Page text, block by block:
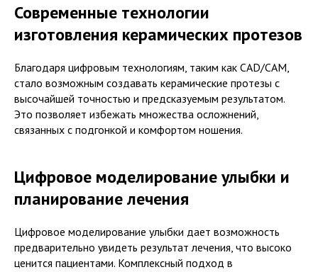
Современные технологии
изготовления керамических протезов
Благодаря цифровым технологиям, таким как CAD/CAM,
стало возможным создавать керамические протезы с
высочайшей точностью и предсказуемым результатом.
Это позволяет избежать множества осложнений,
связанных с подгонкой и комфортом ношения.
Цифровое моделирование улыбки и
планирование лечения
Цифровое моделирование улыбки дает возможность
предварительно увидеть результат лечения, что высоко
ценится пациентами. Комплексный подход в